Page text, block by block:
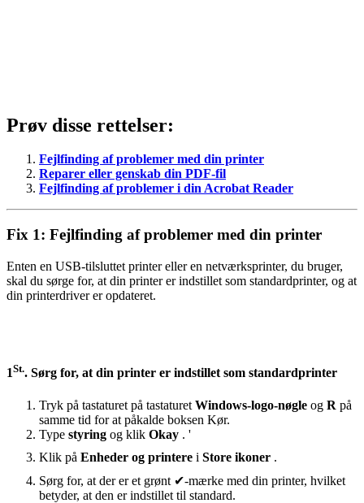
Prøv disse rettelser:
Fejlfinding af problemer med din printer
Reparer eller genskab din PDF-fil
Fejlfinding af problemer i din Acrobat Reader
Fix 1: Fejlfinding af problemer med din printer
Enten en USB-tilsluttet printer eller en netværksprinter, du bruger,
skal du sørge for, at din printer er indstillet som standardprinter, og at
din printerdriver er opdateret.
1St.. Sørg for, at din printer er indstillet som standardprinter
Tryk på tastaturet på tastaturet Windows-logo-nøgle og R på
samme tid for at påkalde boksen Kør.
Type styring og klik Okay . '
Klik på Enheder og printere i Store ikoner .
Sørg for, at der er et grønt ✔-mærke med din printer, hvilket
betyder, at den er indstillet til standard.